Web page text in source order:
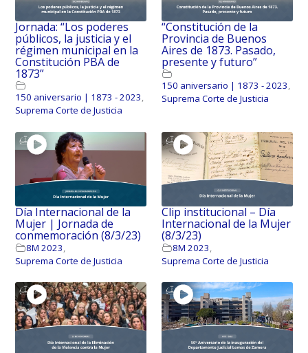
Jornada: “Los poderes
públicos, la justicia y el
régimen municipal en la
Constitución PBA de
1873”
150 aniversario | 1873 - 2023,
Suprema Corte de Justicia
“Constitución de la
Provincia de Buenos
Aires de 1873. Pasado,
presente y futuro”
150 aniversario | 1873 - 2023,
Suprema Corte de Justicia
Día Internacional de la
Mujer | Jornada de
conmemoración (8/3/23)
8M 2023
Suprema Corte de Justicia
Clip institucional – Día
Internacional de la Mujer
(8/3/23)
8M 2023
Suprema Corte de Justicia